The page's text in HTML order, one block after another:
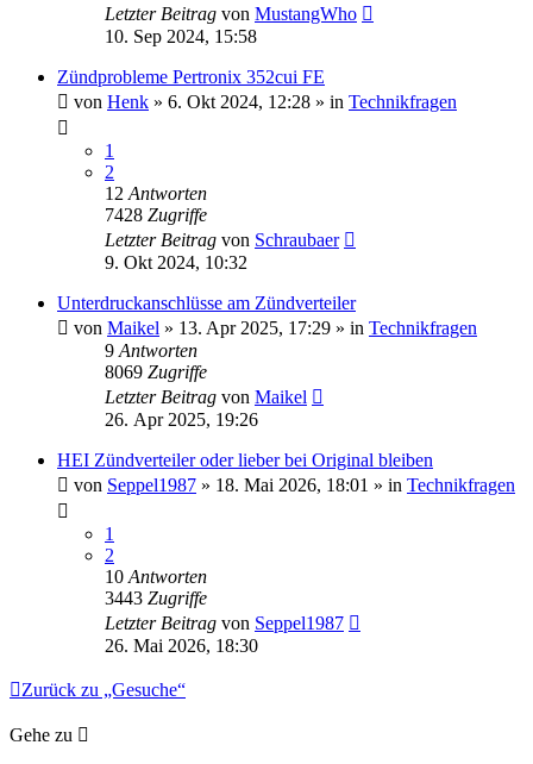
Letzter Beitrag von MustangWho
10. Sep 2024, 15:58
Zündprobleme Pertronix 352cui FE
von Henk » 6. Okt 2024, 12:28 » in Technikfragen
1
2
12 Antworten
7428 Zugriffe
Letzter Beitrag von Schraubaer
9. Okt 2024, 10:32
Unterdruckanschlüsse am Zündverteiler
von Maikel » 13. Apr 2025, 17:29 » in Technikfragen
9 Antworten
8069 Zugriffe
Letzter Beitrag von Maikel
26. Apr 2025, 19:26
HEI Zündverteiler oder lieber bei Original bleiben
von Seppel1987 » 18. Mai 2026, 18:01 » in Technikfragen
1
2
10 Antworten
3443 Zugriffe
Letzter Beitrag von Seppel1987
26. Mai 2026, 18:30
Zurück zu „Gesuche“
Gehe zu